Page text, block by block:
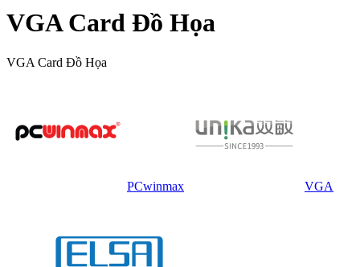
VGA Card Đồ Họa
VGA Card Đồ Họa
PCwinmax VGA